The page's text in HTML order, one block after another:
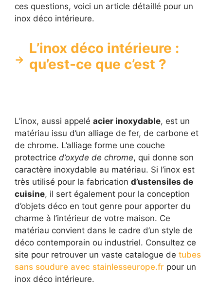
ces questions, voici un article détaillé pour un
inox déco intérieure.
L’inox déco intérieure :
qu’est-ce que c’est ?
L’inox, aussi appelé acier inoxydable, est un
matériau issu d’un alliage de fer, de carbone et
de chrome. L’alliage forme une couche
protectrice d’oxyde de chrome, qui donne son
caractère inoxydable au matériau. Si l’inox est
très utilisé pour la fabrication d’ustensiles de
cuisine, il sert également pour la conception
d’objets déco en tout genre pour apporter du
charme à l’intérieur de votre maison. Ce
matériau convient dans le cadre d’un style de
déco contemporain ou industriel. Consultez ce
site pour retrouver un vaste catalogue de tubes
sans soudure avec stainlesseurope.fr pour un
inox déco intérieure.